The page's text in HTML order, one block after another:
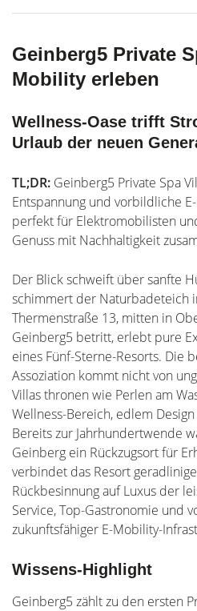
Geinberg5 Private
Mobility erleben
Wellness-Oase trifft
Urlaub der neuen
TL;DR: Geinberg5 Private Spa
Entspannung und vorbildliche
perfekt für Elektromobilisten
Genuss mit Nachhaltigkeit
Der Blick schweift über sanfte
schimmert der Naturbadeteich
Thermenstraße 13, mitten in
Geinberg5 betritt, erlebt pure
eines Fünf-Sterne-Resorts. Die
Assoziation kommt nicht von
Villas thronen wie Perlen am
Wellness-Bereich, edlem
Bereits zur Jahrhundertwende
Geinberg ein Rückzugsort für
verbindet das Resort
Rückbesinnung auf Luxus der
Service, Top-Gastronomie und
zukunftsfähiger E-Mobility-
Wissens-Highlight
Geinberg5 zählt zu den ersten